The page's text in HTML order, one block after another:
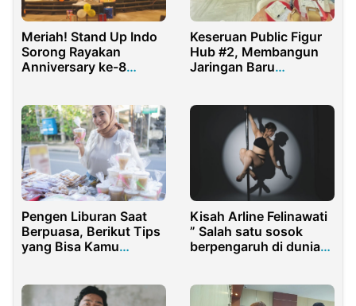
Meriah! Stand Up Indo
Sorong Rayakan
Anniversary ke-8
Keseruan Public Figur
Hub #2, Membangun
Jaringan Baru
Pengen Liburan Saat
Berpuasa, Berikut Tips
yang Bisa Kamu
Kisah Arline Felinawati
” Salah satu sosok
berpengaruh di dunia
Memaafkan